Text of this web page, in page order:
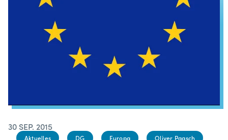
30 SEP. 2015
Aktuelles DG Europa
Oliver Paasch